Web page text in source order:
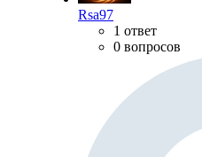
Rsa97
1 ответ
0 вопросов